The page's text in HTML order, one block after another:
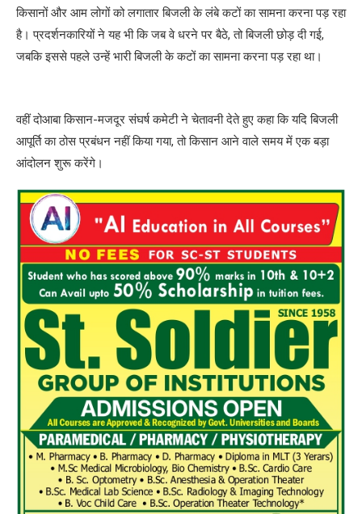
किसानों और आम लोगों को लगातार बिजली के लंबे कटों का सामना करना पड़ रहा
है। प्रदर्शनकारियों ने यह भी कि जब वे धरने पर बैठे, तो बिजली छोड़ दी गई,
जबकि इससे पहले उन्हें भारी बिजली के कटों का सामना करना पड़ रहा था।
वहीं दोआबा किसान-मजदूर संघर्ष कमेटी ने चेतावनी देते हुए कहा कि यदि बिजली
आपूर्ति का ठोस प्रबंधन नहीं किया गया, तो किसान आने वाले समय में एक बड़ा
आंदोलन शुरू करेंगे।